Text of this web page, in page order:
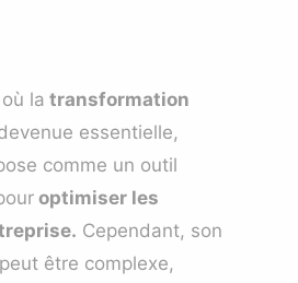
la transformation
essentielle,
comme un outil
optimiser les
Cependant, son
être complexe,